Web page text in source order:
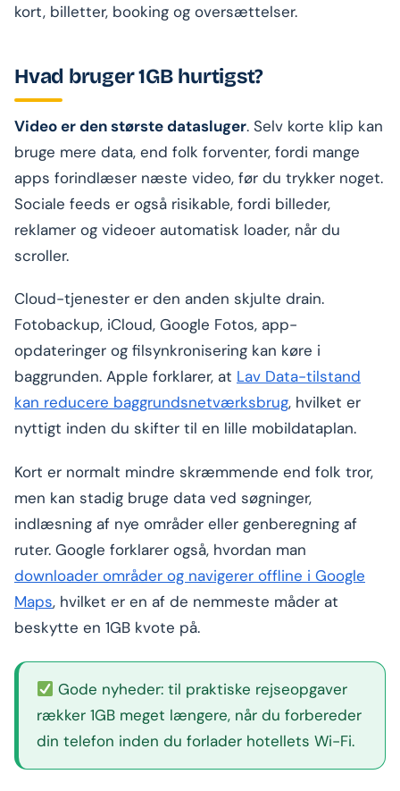
kort, billetter, booking og oversættelser.
Hvad bruger 1GB hurtigst?
Video er den største datasluger. Selv korte klip kan
bruge mere data, end folk forventer, fordi mange
apps forindlæser næste video, før du trykker noget.
Sociale feeds er også risikable, fordi billeder,
reklamer og videoer automatisk loader, når du
scroller.
Cloud-tjenester er den anden skjulte drain.
Fotobackup, iCloud, Google Fotos, app-
opdateringer og filsynkronisering kan køre i
baggrunden. Apple forklarer, at Lav Data-tilstand
kan reducere baggrundsnetværksbrug, hvilket er
nyttigt inden du skifter til en lille mobildataplan.
Kort er normalt mindre skræmmende end folk tror,
men kan stadig bruge data ved søgninger,
indlæsning af nye områder eller genberegning af
ruter. Google forklarer også, hvordan man
downloader områder og navigerer offline i Google
Maps, hvilket er en af de nemmeste måder at
beskytte en 1GB kvote på.
Gode nyheder: til praktiske rejseopgaver
rækker 1GB meget længere, når du forbereder
din telefon inden du forlader hotellets Wi-Fi.